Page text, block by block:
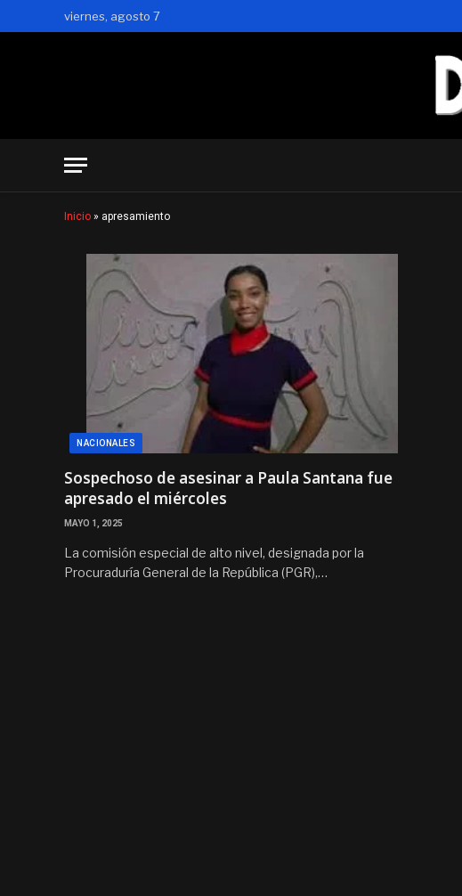
viernes, agosto 7
Inicio » apresamiento
NACIONALES
Sospechoso de asesinar a Paula Santana fue
apresado el miércoles
MAYO 1, 2025
La comisión especial de alto nivel, designada por la
Procuraduría General de la República (PGR),…